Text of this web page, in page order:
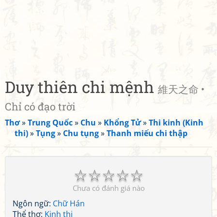
Duy thiên chi mệnh 維天之命 •
Chỉ có đạo trời
Thơ»Trung Quốc» Chu » Khổng Tử»Thi kinh (Kinh
thi)»Tụng» Chu tụng»Thanh miếu chi thập
☆
☆
☆
☆
☆
Chưa có đánh giá nào
Ngôn ngữ: Chữ Hán
Thể thơ: Kinh thi